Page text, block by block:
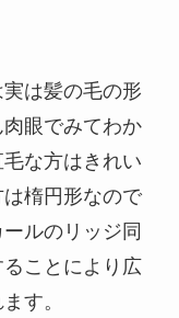
は髪の毛の形
眼でみてわか
な方はきれい
楕円形なので
ルのリッジ同
ことにより広
す。